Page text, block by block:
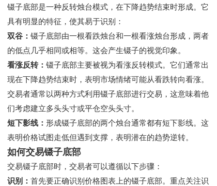
镊子底部是一种反转烛台模式，在下降趋势结束时形成。它
具有明显的特征，使其易于识别：
双谷： 镊子底部由一根看跌烛台和一根看涨烛台形成，两者
的低点几乎相同或相等。这会产生镊子的视觉印象。
看涨反转： 镊子底部主要被视为看涨反转模式。它们通常出
现在下降趋势结束时，表明市场情绪可能从看跌转向看涨。
交易者通常以两种方式利用镊子底部进行交易，这意味着他
们考虑建立多头头寸或平仓空头头寸。
短下影线： 形成镊子底部的两个烛台通常都有短下影线。这
表明价格试图走低但遇到支撑，表明潜在的趋势逆转。
如何交易镊子底部
交易镊子底部时，交易者可以遵循以下步骤：
识别： 首先要正确识别价格图表上的镊子底部。重点关注识